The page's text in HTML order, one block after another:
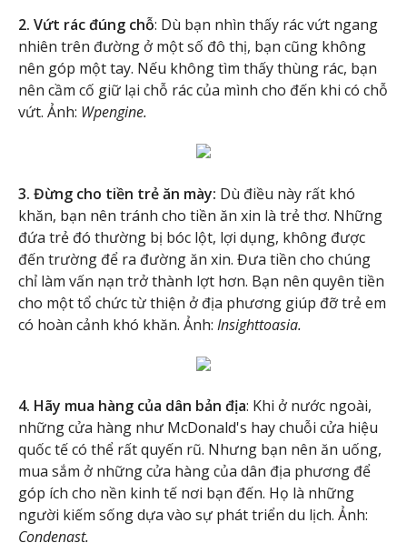
2. Vứt rác đúng chỗ: Dù bạn nhìn thấy rác vứt ngang
nhiên trên đường ở một số đô thị, bạn cũng không
nên góp một tay. Nếu không tìm thấy thùng rác, bạn
nên cầm cố giữ lại chỗ rác của mình cho đến khi có chỗ
vứt. Ảnh: Wpengine.
3. Đừng cho tiền trẻ ăn mày: Dù điều này rất khó
khăn, bạn nên tránh cho tiền ăn xin là trẻ thơ. Những
đứa trẻ đó thường bị bóc lột, lợi dụng, không được
đến trường để ra đường ăn xin. Đưa tiền cho chúng
chỉ làm vấn nạn trở thành lợt hơn. Bạn nên quyên tiền
cho một tổ chức từ thiện ở địa phương giúp đỡ trẻ em
có hoàn cảnh khó khăn. Ảnh: Insighttoasia.
4. Hãy mua hàng của dân bản địa: Khi ở nước ngoài,
những cửa hàng như McDonald's hay chuỗi cửa hiệu
quốc tế có thể rất quyến rũ. Nhưng bạn nên ăn uống,
mua sắm ở những cửa hàng của dân địa phương để
góp ích cho nền kinh tế nơi bạn đến. Họ là những
người kiếm sống dựa vào sự phát triển du lịch. Ảnh:
Condenast.